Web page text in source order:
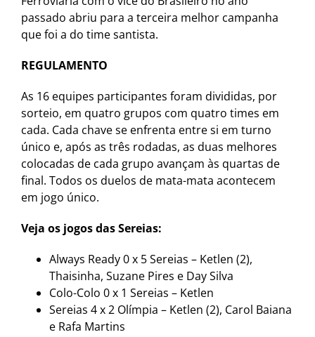
passado abriu para a terceira melhor campanha
que foi a do time santista.
REGULAMENTO
As 16 equipes participantes foram divididas, por
sorteio, em quatro grupos com quatro times em
cada. Cada chave se enfrenta entre si em turno
único e, após as três rodadas, as duas melhores
colocadas de cada grupo avançam às quartas de
final. Todos os duelos de mata-mata acontecem
em jogo único.
Veja os jogos das Sereias:
Always Ready 0 x 5 Sereias – Ketlen (2),
Thaisinha, Suzane Pires e Day Silva
Colo-Colo 0 x 1 Sereias – Ketlen
Sereias 4 x 2 Olímpia – Ketlen (2), Carol Baiana
e Rafa Martins